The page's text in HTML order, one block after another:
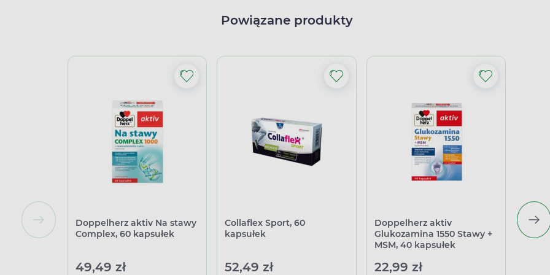
Powiązane produkty
Doppelherz aktiv Na stawy
Complex, 60 kapsułek
49,49 zł
Collaflex Sport, 60
kapsułek
52,49 zł
Doppelherz aktiv
Glukozamina 1550 Stawy +
MSM, 40 kapsułek
22,99 zł